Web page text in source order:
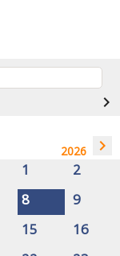
navigate_next
2026 navigate_next
1
2
8
9
15
16